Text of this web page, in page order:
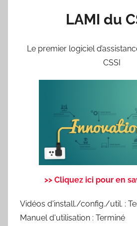
LAMI du
Le premier logiciel
CSSI
>> Cliquez ici pour en
Vidéos d'install./config./util. :
Manuel d'utilisation : Terminé